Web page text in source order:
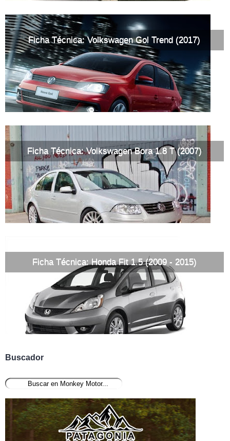
Ficha Técnica: Volkswagen Gol Trend (2017)
Ficha Técnica: Volkswagen Bora 1.8 T (2007)
Ficha Técnica: Honda Fit 1.5 (2009 - 2015)
Buscador